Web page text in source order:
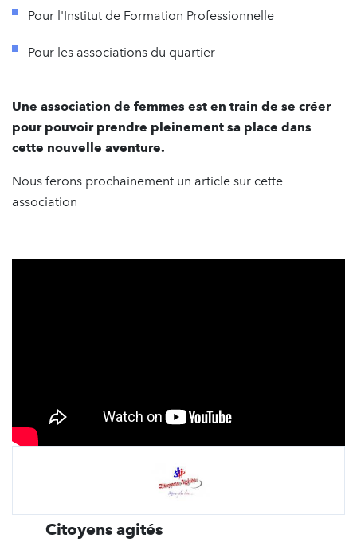
Pour l'Institut de Formation Professionnelle
Pour les associations du quartier
Une association de femmes est en train de se créer
pour pouvoir prendre pleinement sa place dans
cette nouvelle aventure.
Nous ferons prochainement un article sur cette
association
Citoyens agités